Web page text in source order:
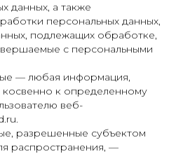
данных, а также
персональных данных,
подлежащих обработке,
с персональными
— любая информация,
к определенному
веб-
разрешенные субъектом
распространения, —